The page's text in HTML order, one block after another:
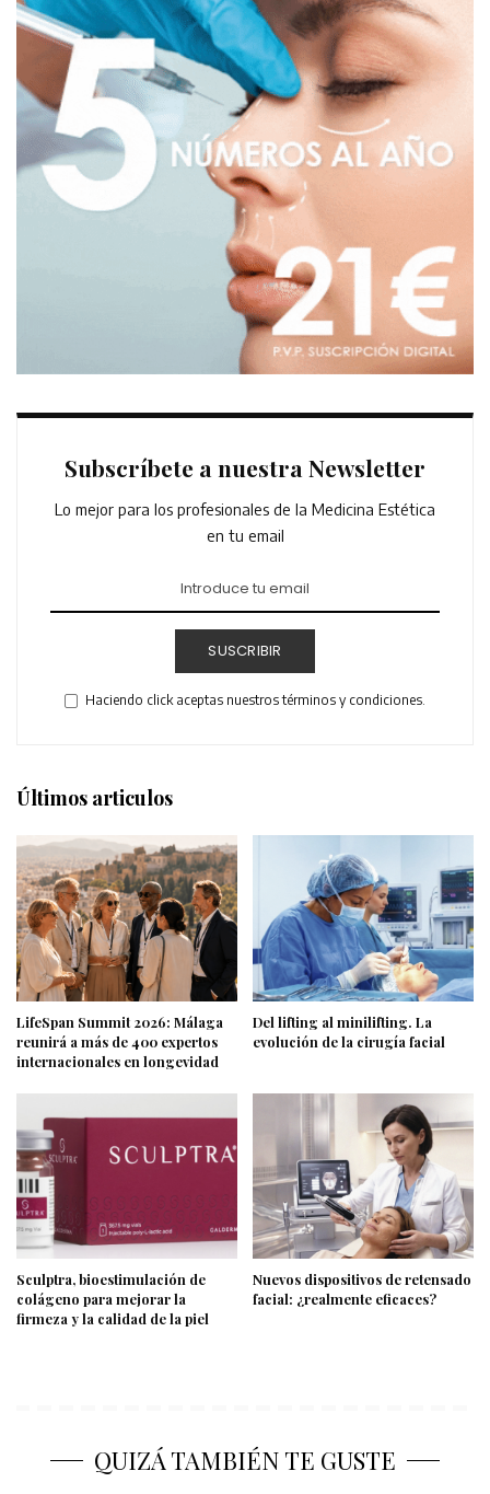
Subscríbete a nuestra Newsletter
Lo mejor para los profesionales de la Medicina Estética
en tu email
SUSCRIBIR
Haciendo click aceptas nuestros términos y condiciones.
Últimos articulos
LifeSpan Summit 2026: Málaga
reunirá a más de 400 expertos
internacionales en longevidad
Del lifting al minilifting. La
evolución de la cirugía facial
Sculptra, bioestimulación de
colágeno para mejorar la
firmeza y la calidad de la piel
Nuevos dispositivos de retensado
facial: ¿realmente eficaces?
QUIZÁ TAMBIÉN TE GUSTE